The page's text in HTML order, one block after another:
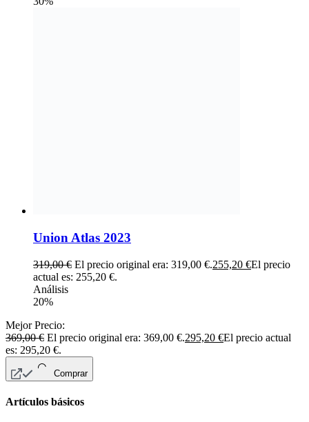
Union Atlas 2023
319,00€ El precio original era: 319,00 €.255,20 €El precio
actual es: 255,20 €.
Análisis
20%
Mejor Precio:
369,00€ El precio original era: 369,00 €.295,20 €El precio actual
es: 295,20 €.
Comprar
Artículos básicos